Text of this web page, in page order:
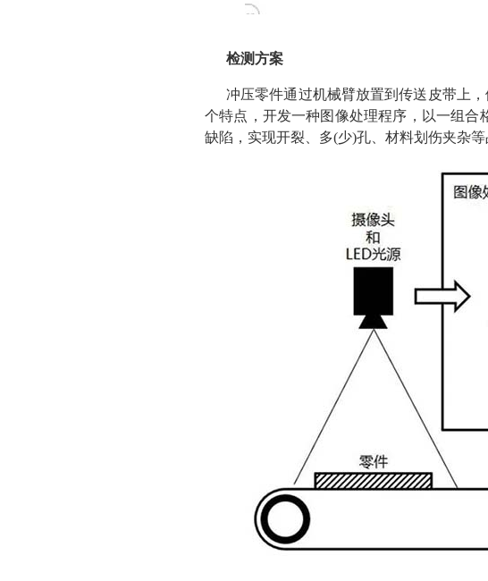
检测方案
冲压零件通过机械臂放置到传送皮带上
个特点，开发一种图像处理程序，以一组
缺陷，实现开裂、多(少)孔、材料划伤夹杂